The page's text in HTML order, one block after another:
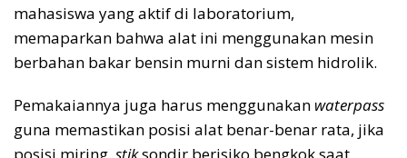
mahasiswa yang aktif di laboratorium,
memaparkan bahwa alat ini menggunakan mesin
berbahan bakar bensin murni dan sistem hidrolik.
Pemakaiannya juga harus menggunakan waterpass
guna memastikan posisi alat benar-benar rata, jika